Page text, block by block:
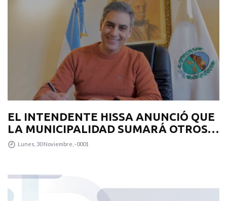
EL INTENDENTE HISSA ANUNCIÓ QUE
LA MUNICIPALIDAD SUMARÁ OTROS
12 COLECTIVOS 0KM PARA
Lunes, 30 Noviembre, -0001